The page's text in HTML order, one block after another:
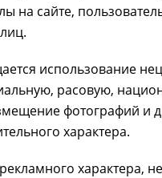
сайте,
использование
расовую,
фотографий и
характера.
характера,